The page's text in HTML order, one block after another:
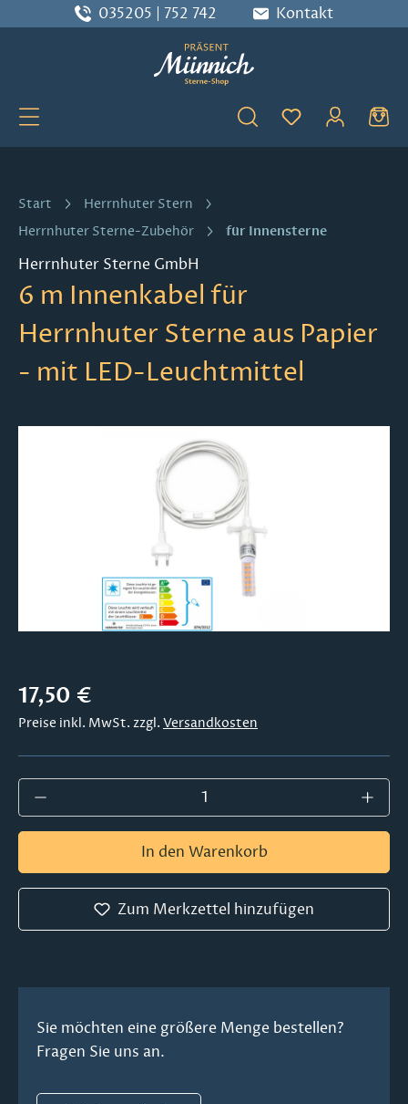
Zum Hauptinhalt springen
035205 | 752 742 Kontakt
Du hast 0
Start
Herrnhuter Stern
Herrnhuter Sterne-Zubehör
für Innensterne
Herrnhuter Sterne GmbH
6 m Innenkabel für
Herrnhuter Sterne aus Papier
- mit LED-Leuchtmittel
Bildergalerie überspringen
Regulärer Preis:
17,50 €
Preise inkl. MwSt. zzgl. Versandkosten
Produkt Anzahl: Gib den gewünschten
In den Warenkorb
Zum Merkzettel hinzufügen
Sie möchten eine größere Menge bestellen?
Fragen Sie uns an.